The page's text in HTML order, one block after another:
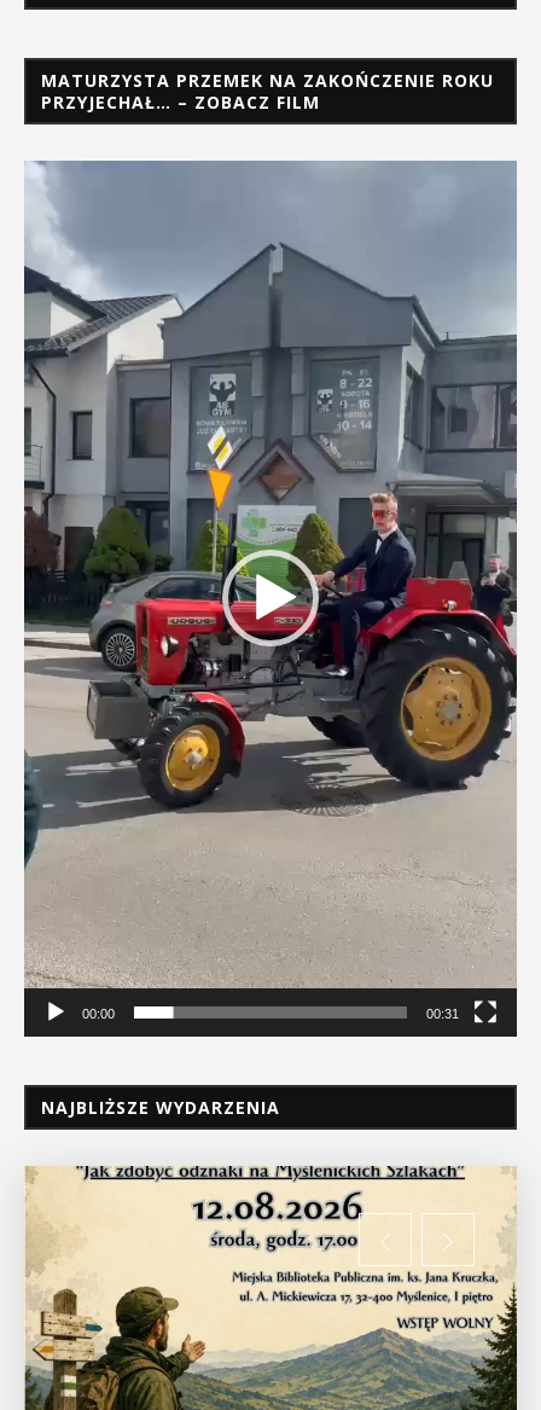
MATURZYSTA PRZEMEK NA ZAKOŃCZENIE ROKU
PRZYJECHAŁ… – ZOBACZ FILM
Odtwarzacz
00:00 00:31
NAJBLIŻSZE WYDARZENIA